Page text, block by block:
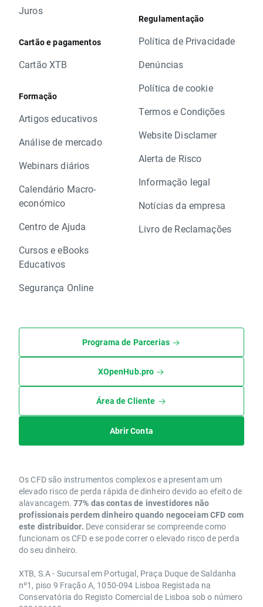
Juros
Cartão e pagamentos
Cartão XTB
Formação
Artigos educativos
Análise de mercado
Webinars diários
Calendário Macro-
económico
Centro de Ajuda
Cursos e eBooks
Educativos
Segurança Online
Regulamentação
Política de Privacidade
Denúncias
Política de cookie
Termos e Condições
Website Disclamer
Alerta de Risco
Informação legal
Notícias da empresa
Livro de Reclamações
Programa de Parcerias
XOpenHub.pro
Área de Cliente
Abrir Conta
Os CFD são instrumentos complexos e apresentam um
elevado risco de perda rápida de dinheiro devido ao efeito de
alavancagem. 77% das contas de investidores não
profissionais perdem dinheiro quando negoceiam CFD com
este distribuidor. Deve considerar se compreende como
funcionam os CFD e se pode correr o elevado risco de perda
do seu dinheiro.
XTB, S.A - Sucursal em Portugal, Praça Duque de Saldanha
nº1, piso 9 Fração A, 1050-094 Lisboa Registada na
Conservatória do Registo Comercial de Lisboa sob o número